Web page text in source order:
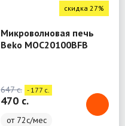
скидка 27%
Микроволновая печь
Beko MOC20100BFB
647 c. - 177 c.
470 c.
от 72с/мес